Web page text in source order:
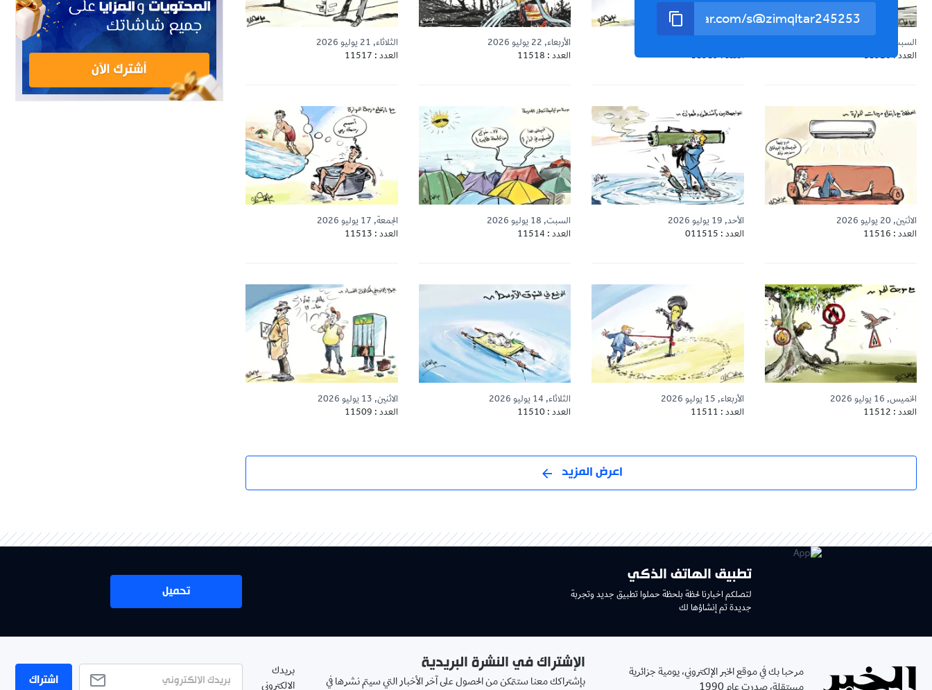
السبت, 25 يوليو 2026
العدد : 11520
العدد : 11519
الأربعاء, 22 يوليو 2026
العدد : 11518
الثلاثاء, 21 يوليو 2026
العدد : 11517
الاثنين, 20 يوليو 2026
العدد : 11516
الأحد, 19 يوليو 2026
العدد : 011515
السبت, 18 يوليو 2026
العدد : 11514
الجمعة, 17 يوليو 2026
العدد : 11513
الخميس, 16 يوليو 2026
العدد : 11512
الأربعاء, 15 يوليو 2026
العدد : 11511
الثلاثاء, 14 يوليو 2026
العدد : 11510
الاثنين, 13 يوليو 2026
العدد : 11509
اعرض المزيد
تطبيق الهاتف الذكي
لتصلكم اخبارنا لحظة بلحظة حملوا تطبيق جديد وتجربة
جديدة تم إنشاؤها لك
تحميل
مرحبا بك في موقع الخبر الإلكتروني، يومية جزائرية
الإشتراك في النشرة البريدية
بإشتراكك معنا ستتمكن من الحصول على آخر الأخبار التي سيتم نشرها في
بريدك
الالكتروني
اشتراك